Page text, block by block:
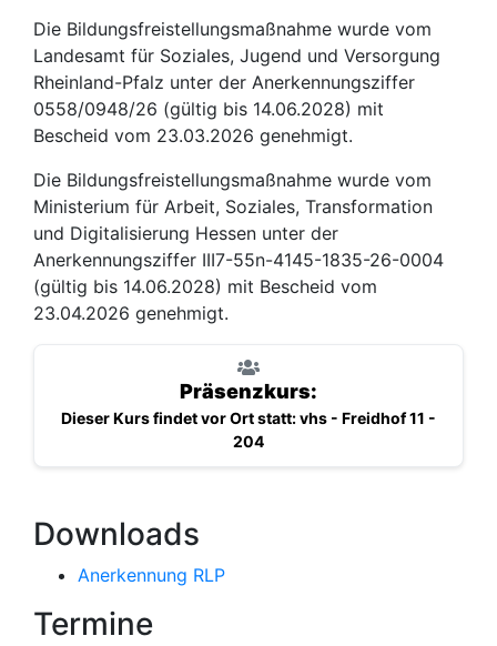
Die Bildungsfreistellungsmaßnahme wurde vom
Landesamt für Soziales, Jugend und Versorgung
Rheinland-Pfalz unter der Anerkennungsziffer
0558/0948/26 (gültig bis 14.06.2028) mit
Bescheid vom 23.03.2026 genehmigt.
Die Bildungsfreistellungsmaßnahme wurde vom
Ministerium für Arbeit, Soziales, Transformation
und Digitalisierung Hessen unter der
Anerkennungsziffer III7-55n-4145-1835-26-0004
(gültig bis 14.06.2028) mit Bescheid vom
23.04.2026 genehmigt.
Präsenzkurs:
Dieser Kurs findet vor Ort statt: vhs - Freidhof 11 -
204
Downloads
Anerkennung RLP
Termine